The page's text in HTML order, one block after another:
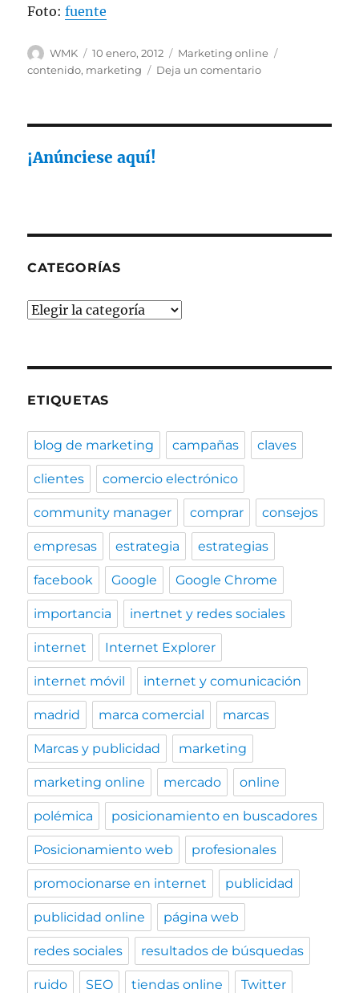
Foto:fuente
Autor
WMK
Publicado
el
10 enero, 2012 Categorías
Marketing online
contenido, marketing Deja un comentarioen
¡Anúnciese aquí!
CATEGORÍAS
Categorías
ETIQUETAS
blog de marketing campañas claves
clientes comercio electrónico
community manager comprar consejos
empresas estrategia estrategias
facebook Google Google Chrome
importancia inertnet y redes sociales
internet Internet Explorer
internet móvil internet y comunicación
madrid marca comercial marcas
Marcas y publicidad marketing
marketing online mercado online
polémica posicionamiento en buscadores
Posicionamiento web profesionales
promocionarse en internet publicidad
publicidad online página web
redes sociales resultados de búsquedas
ruido SEO tiendas online Twitter